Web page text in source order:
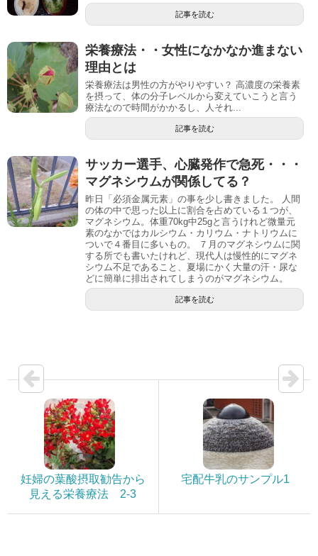
記事を読む
栄養療法・・女性になかなか進まない
理由とは
栄養療法は男性の方がやりやすい？ 高濃度の栄養素
を摂って、体の分子レベルから変えていこうと言う
療法なので時間がかかるし、人それ...
記事を読む
サッカー選手、心臓発作で急死・・・
マグネシウムが関係してる？
昨日「必須金属元素」の事を少し書きました。 人間
の体の中で思った以上に割合を占めている１つが、
マグネシウム。体重70kg中25gと言うけれど微量元
素のなかではカルシウム・カリウム・ナトリウムに
ついで４番目に多いもの。 ７月のマグネシウムに関
する所でも書いたけれど、現代人は慢性的にマグネ
シウム不足であること、夏場にかく大量の汗・尿な
どに簡単に排出されてしまうのがマグネシウム。
記事を読む
妊婦の葉酸摂取勧告から
見える栄養療法 2-3
宅配牛乳のサンプル1